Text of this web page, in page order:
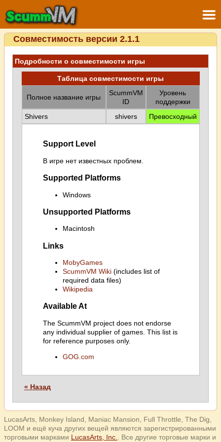
Совместимость версии 2.1.1
Подробности о совместимости игры
Таблица совместимости игры
Полное название игры
ScummVM
ID
Уровень
поддержки
Shivers
shivers Превосходный
Support Level
В игре нет известных проблем.
Supported Platforms
Windows
Unsupported Platforms
Macintosh
Links
MobyGames
ScummVM Wiki(includes list of
required data files)
Wikipedia
Available At
The ScummVM project does not endorse
any individual supplier of games. This list is
for reference purposes only.
GOG.com
« Назад
LucasArts, Monkey Island, Maniac Mansion, Full Throttle, The Dig,
LOOM и ещё куча других вещей являются зарегистрированными
торговыми марками LucasArts, Inc. . Все другие торговые марки и